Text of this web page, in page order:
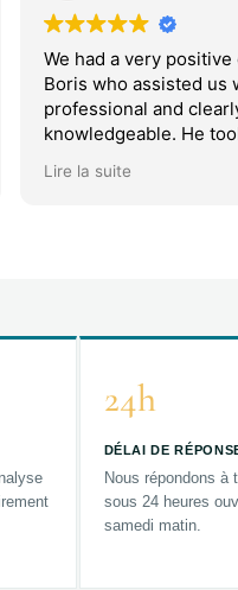
We had a very
Boris who assisted us
professional and
knowledgeable. He
making sure we fully
needs and requests.
reassuring. Highly
Lire la suite
24h
DÉLAI DE
Nous répondons à
sous 24 heures
samedi matin.